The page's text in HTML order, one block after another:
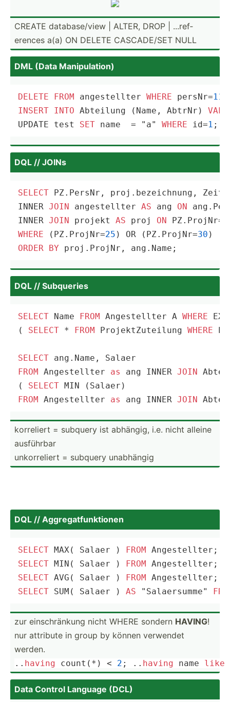
CREATE databa­se/view | ALTER, DROP | ...ref­
erences a(a) ON DELETE CASCAD­E/SET NULL
DML (Data Manipu­lation)
DELETE FROM angestellter WHERE persNr=
INSERT INTO Abteilung (Name, AbtrNr)
UPDATE test SET name = "a" WHERE id=1 ;
DQL // JOINs
SELECT PZ.PersNr, proj.bezeichnung,
INNER JOIN angestellter AS ang ON
INNER JOIN projekt AS proj ON
WHERE (PZ.ProjNr=25 ) OR (PZ.ProjNr=30
ORDER
BY proj.ProjNr, ang.Name;
DQL // Subqueries
SELECT Name FROM Angestellter A WHERE
( SELECT * FROM ProjektZuteilung WHERE
SELECT
FROM Angestellter as ang INNER JOIN
( SELECT
FROM Angestellter as ang INNER JOIN
korreliert = subquery ist abhängig, i.e. nicht alleine
ausführbar
unkorr­eliert = subquery unabhängig
DQL // Aggreg­atf­unk­tionen
SELECT MAX ( Salaer ) FROM
SELECT MIN ( Salaer ) FROM
SELECT AVG ( Salaer ) FROM
SELECT SUM ( Salaer ) AS "Salaersumme"
zur einsch­ränkung nicht WHERE sondern HAVING!
nur attribute in group by können verwendet
werden.
.. having count ( * ) < 2 ; .. having name like
Data Control Language (DCL)